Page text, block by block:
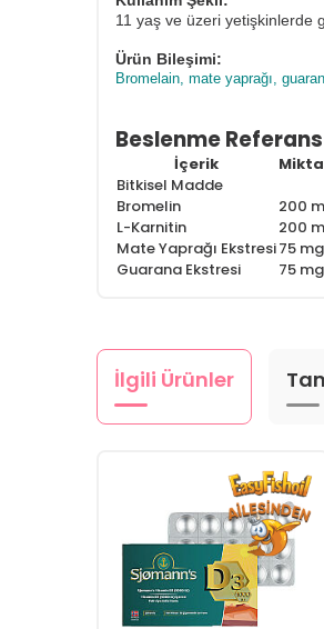
11 yaş ve üzeri yetişkinlerde
Ürün Bileşimi:
Bromelain, mate yaprağı,
Beslenme
İçerik
Bitkisel Madde
Bromelin
200
L-Karnitin
200
Mate Yaprağı Ekstresi75 mg
Guarana Ekstresi
75 mg
İlgili Ürünler